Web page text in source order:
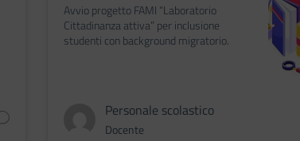
Avvio progetto FAMI “Laboratorio
Cittadinanza attiva” per inclusione
studenti con background migratorio.
Personale scolastico
Docente